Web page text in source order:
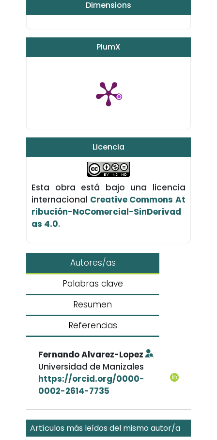
Dimensions
PlumX
Licencia
Esta obra está bajo una licencia
internacional Creative Commons At
ribución-NoComercial-SinDerivad
as 4.0.
Autores/as
Palabras clave
Resumen
Referencias
Fernando Alvarez-Lopez
Universidad de Manizales
https://orcid.org/0000-
0002-2614-7735
Artículos más leídos del mismo autor/a